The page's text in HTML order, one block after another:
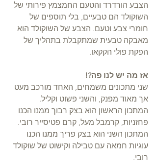
הצבע הורדרד והטעם החמצמץ פירותי של
השוקולד הם טבעיים, בלי תוספים של
חומרי צבע וטעם. הצבע של השוקולד הוא
מאבקה טבעית שמתקבלת בתהליך של
הפקת פולי הקקאו.
אז מה יש לנו פה?!
שני מתכונים משמחים, האחד מורכב מעט
אך מאוד מפנק, והשני פשוט וקליל.
המתכון הראשון הוא בצק רבוך ממנו הכנו
פחזניות, קרמבל מעל, קרם פטיסייר רובי.
המתכון השני הוא בצק פריך ממנו הכנו
עוגיות חמאה עם טבילה וקישוט של שוקולד
רובי.